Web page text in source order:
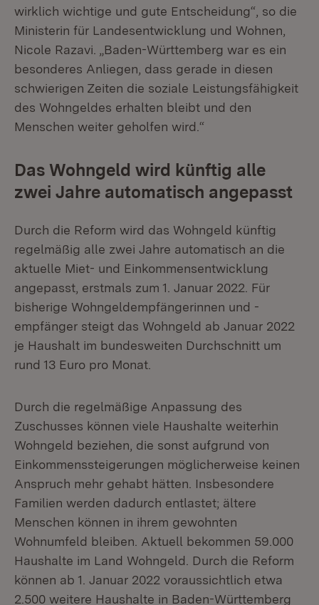
wirklich wichtige und gute Entscheidung“, so die
Ministerin für Landesentwicklung und Wohnen,
Nicole Razavi. „Baden-Württemberg war es ein
besonderes Anliegen, dass gerade in diesen
schwierigen Zeiten die soziale Leistungsfähigkeit
des Wohngeldes erhalten bleibt und den
Menschen weiter geholfen wird.“
Das Wohngeld wird künftig alle
zwei Jahre automatisch angepasst
Durch die Reform wird das Wohngeld künftig
regelmäßig alle zwei Jahre automatisch an die
aktuelle Miet- und Einkommensentwicklung
angepasst, erstmals zum 1. Januar 2022. Für
bisherige Wohngeldempfängerinnen und -
empfänger steigt das Wohngeld ab Januar 2022
je Haushalt im bundesweiten Durchschnitt um
rund 13 Euro pro Monat.
Durch die regelmäßige Anpassung des
Zuschusses können viele Haushalte weiterhin
Wohngeld beziehen, die sonst aufgrund von
Einkommenssteigerungen möglicherweise keinen
Anspruch mehr gehabt hätten. Insbesondere
Familien werden dadurch entlastet; ältere
Menschen können in ihrem gewohnten
Wohnumfeld bleiben. Aktuell bekommen 59.000
Haushalte im Land Wohngeld. Durch die Reform
können ab 1. Januar 2022 voraussichtlich etwa
2.500 weitere Haushalte in Baden-Württemberg